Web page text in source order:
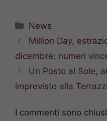
Categorie
News
Million Day,
dicembre: numeri
Un Posto al Sole,
imprevisto alla
I commenti sono